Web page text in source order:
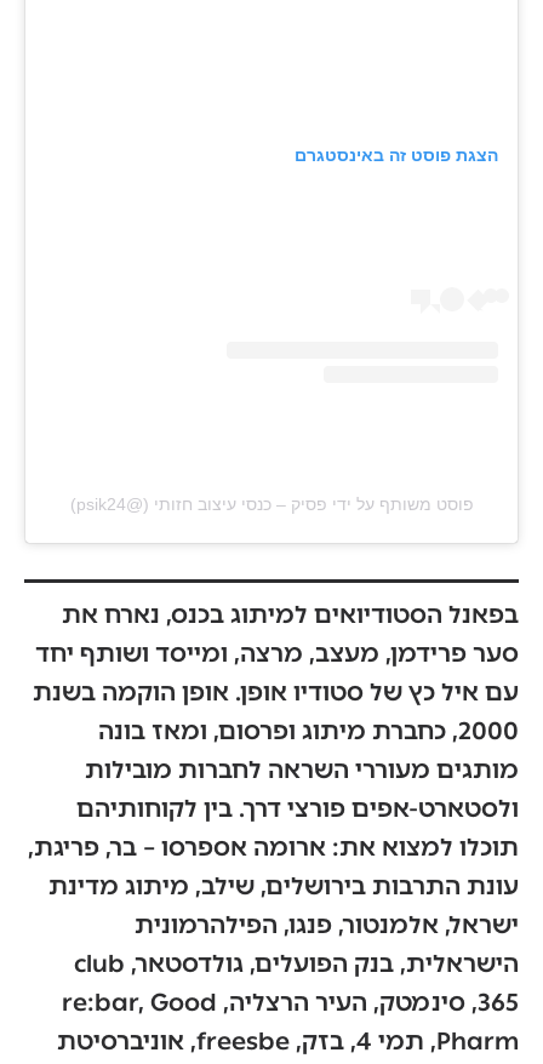
הצגת פוסט זה באינסטגרם
פוסט משותף על ידי ‏‎פסיק – כנסי עיצוב חזותי‎‏ (@‏‎psik24‎‏)
בפאנל הסטודיואים למיתוג בכנס, נארח את
סער פרידמן, מעצב, מרצה, ומייסד ושותף יחד
עם איל כץ של סטודיו אופן. אופן הוקמה בשנת
2000, כחברת מיתוג ופרסום, ומאז בונה
מותגים מעוררי השראה לחברות מובילות
ולסטארט-אפים פורצי דרך. בין לקוחותיהם
תוכלו למצוא את: ארומה אספרסו – בר, פריגת,
עונת התרבות בירושלים, שילב, מיתוג מדינת
ישראל, אלמנטור, פנגו, הפילהרמונית
הישראלית, בנק הפועלים, גולדסטאר, club
365, סינמטק, העיר הרצליה, re:bar, Good
Pharm, תמי 4, בזק, freesbe, אוניברסיטת